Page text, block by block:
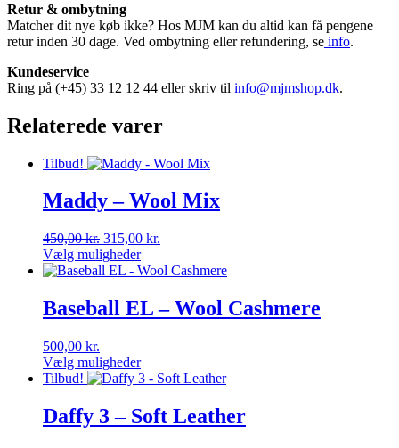
Retur & ombytning
Matcher dit nye køb ikke? Hos MJM kan du altid kan få pengene
retur inden 30 dage. Ved ombytning eller refundering, se info.
Kundeservice
Ring på (+45) 33 12 12 44 eller skriv til info@mjmshop.dk.
Relaterede varer
Tilbud!
Maddy – Wool Mix
450,00kr. Den
oprindelige
pris
450,00 kr..
315,00 kr.
pris
315,00 kr..
Vælg muligheder
Dette
har
flere
Mulighederne
kan
vælges
varesiden
Baseball EL – Wool Cashmere
500,00 kr.
Vælg muligheder
Dette
har
flere
Tilbud!
Daffy 3 – Soft Leather